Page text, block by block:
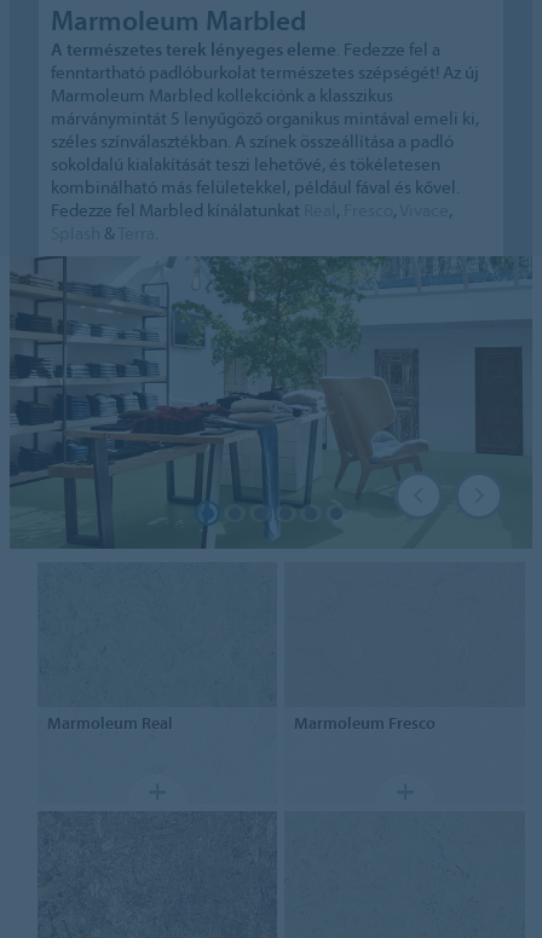
Marmoleum Marbled
A természetes terek lényeges eleme . Fedezze fel a
fenntartható padlóburkolat természetes szépségét! Az új
Marmoleum Marbled kollekciónk a klasszikus
márványmintát 5 lenyűgöző organikus mintával emeli ki,
széles színválasztékban. A színek összeállítása a padló
sokoldalú kialakítását teszi lehetővé, és tökéletesen
kombinálható más felületekkel, például fával és kővel.
Fedezze fel Marbled kínálatunkat
, ,
,
&
Marmoleum Real Marmoleum Fresco